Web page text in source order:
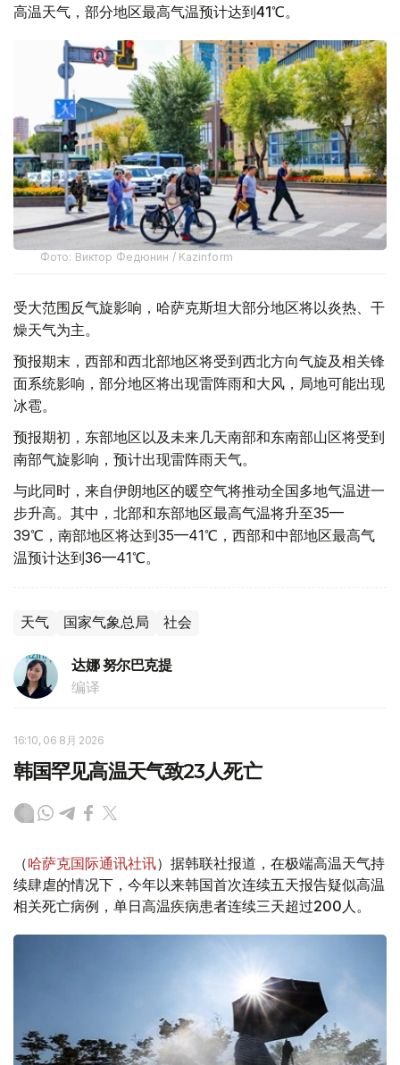
高温天气，部分地区最高气温预计达到41℃。
Фото: Виктор Федюнин / Kazinform
受大范围反气旋影响，哈萨克斯坦大部分地区将以炎热、干
燥天气为主。
预报期末，西部和西北部地区将受到西北方向气旋及相关锋
面系统影响，部分地区将出现雷阵雨和大风，局地可能出现
冰雹。
预报期初，东部地区以及未来几天南部和东南部山区将受到
南部气旋影响，预计出现雷阵雨天气。
与此同时，来自伊朗地区的暖空气将推动全国多地气温进一
步升高。其中，北部和东部地区最高气温将升至35—
39℃，南部地区将达到35—41℃，西部和中部地区最高气
温预计达到36—41℃。
天气 国家气象总局 社会
达娜 努尔巴克提
编译
16:10, 06 8月 2026
韩国罕见高温天气致23人死亡
（哈萨克国际通讯社讯）据韩联社报道，在极端高温天气持
续肆虐的情况下，今年以来韩国首次连续五天报告疑似高温
相关死亡病例，单日高温疾病患者连续三天超过200人。